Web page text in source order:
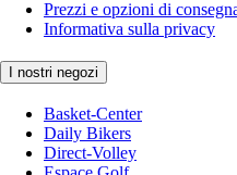
Prezzi e opzioni di
Informativa sulla privacy
I nostri negozi
Basket-Center
Daily Bikers
Direct-Volley